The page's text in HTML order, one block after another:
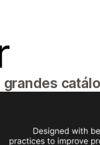
grandes